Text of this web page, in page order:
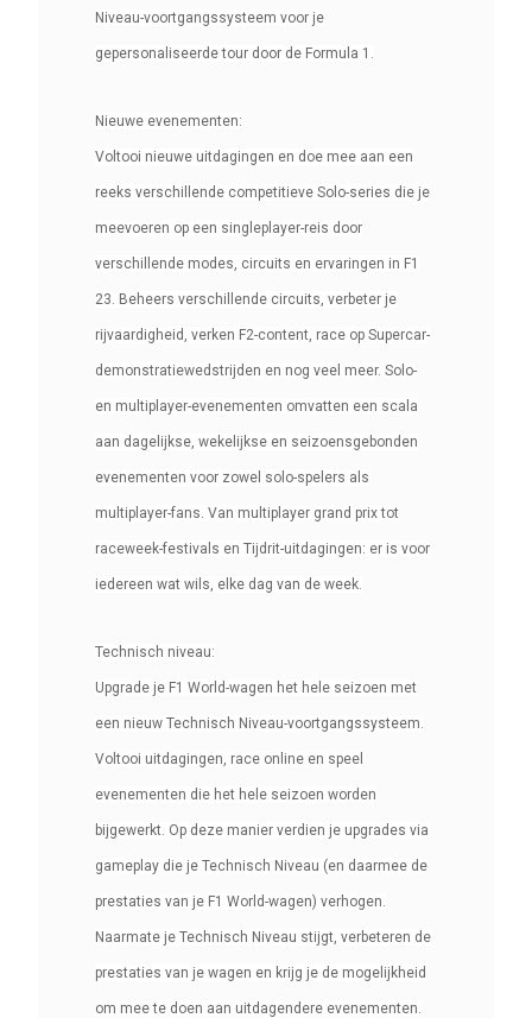
Niveau-voortgangssysteem voor je
gepersonaliseerde tour door de Formula 1.
Nieuwe evenementen:
Voltooi nieuwe uitdagingen en doe mee aan een
reeks verschillende competitieve Solo-series die je
meevoeren op een singleplayer-reis door
verschillende modes, circuits en ervaringen in F1
23. Beheers verschillende circuits, verbeter je
rijvaardigheid, verken F2-content, race op Supercar-
demonstratiewedstrijden en nog veel meer. Solo-
en multiplayer-evenementen omvatten een scala
aan dagelijkse, wekelijkse en seizoensgebonden
evenementen voor zowel solo-spelers als
multiplayer-fans. Van multiplayer grand prix tot
raceweek-festivals en Tijdrit-uitdagingen: er is voor
iedereen wat wils, elke dag van de week.
Technisch niveau:
Upgrade je F1 World-wagen het hele seizoen met
een nieuw Technisch Niveau-voortgangssysteem.
Voltooi uitdagingen, race online en speel
evenementen die het hele seizoen worden
bijgewerkt. Op deze manier verdien je upgrades via
gameplay die je Technisch Niveau (en daarmee de
prestaties van je F1 World-wagen) verhogen.
Naarmate je Technisch Niveau stijgt, verbeteren de
prestaties van je wagen en krijg je de mogelijkheid
om mee te doen aan uitdagendere evenementen.